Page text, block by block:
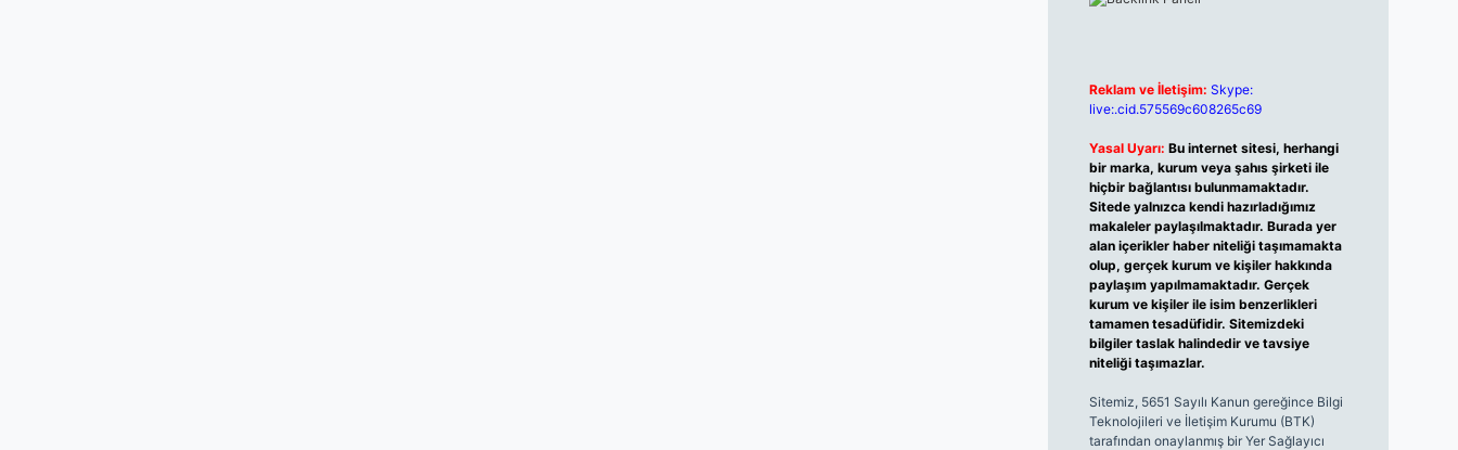
Reklam ve İletişim: Skype:
live:.cid.575569c608265c69
Yasal Uyarı: Bu internet sitesi, herhangi
bir marka, kurum veya şahıs şirketi ile
hiçbir bağlantısı bulunmamaktadır.
Sitede yalnızca kendi hazırladığımız
makaleler paylaşılmaktadır. Burada yer
alan içerikler haber niteliği taşımamakta
olup, gerçek kurum ve kişiler hakkında
paylaşım yapılmamaktadır. Gerçek
kurum ve kişiler ile isim benzerlikleri
tamamen tesadüfidir. Sitemizdeki
bilgiler taslak halindedir ve tavsiye
niteliği taşımazlar.
Sitemiz, 5651 Sayılı Kanun gereğince Bilgi
Teknolojileri ve İletişim Kurumu (BTK)
tarafından onaylanmış bir Yer Sağlayıcı